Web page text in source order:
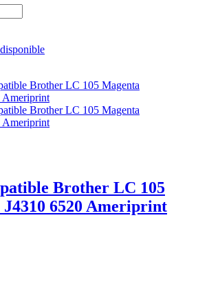
Brother LC 105
6520 Ameriprint